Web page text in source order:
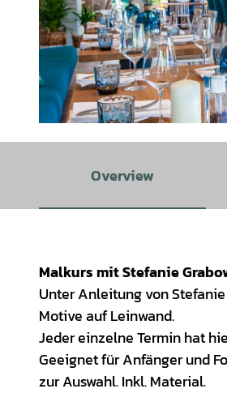
Overview
Malkurs mit Stefanie
Unter Anleitung von
Motive auf Leinwand.
Jeder einzelne Termin hat
Geeignet für Anfänger und
zur Auswahl. Inkl. Material.